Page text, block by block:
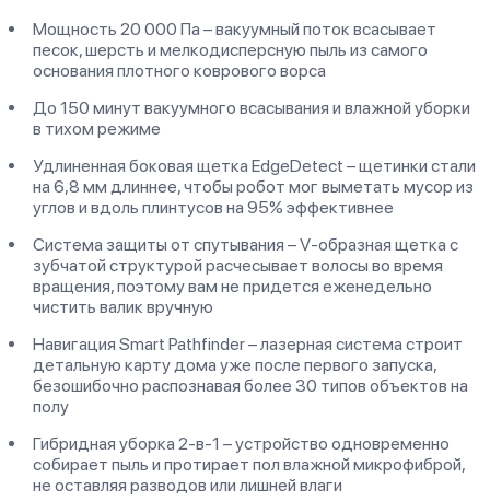
Мощность 20 000 Па – вакуумный поток всасывает
песок, шерсть и мелкодисперсную пыль из самого
основания плотного коврового ворса
До 150 минут вакуумного всасывания и влажной уборки
в тихом режиме
Удлиненная боковая щетка EdgeDetect – щетинки стали
на 6,8 мм длиннее, чтобы робот мог выметать мусор из
углов и вдоль плинтусов на 95% эффективнее
Система защиты от спутывания – V-образная щетка с
зубчатой структурой расчесывает волосы во время
вращения, поэтому вам не придется еженедельно
чистить валик вручную
Навигация Smart Pathfinder – лазерная система строит
детальную карту дома уже после первого запуска,
безошибочно распознавая более 30 типов объектов на
полу
Гибридная уборка 2-в-1 – устройство одновременно
собирает пыль и протирает пол влажной микрофиброй,
не оставляя разводов или лишней влаги